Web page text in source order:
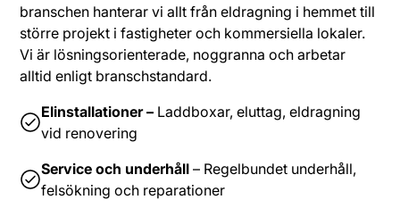
branschen hanterar vi allt från eldragning i hemmet till
större projekt i fastigheter och kommersiella lokaler.
Vi är lösningsorienterade, noggranna och arbetar
alltid enligt branschstandard.
Elinstallationer – Laddboxar, eluttag, eldragning
vid renovering
Service och underhåll– Regelbundet underhåll,
felsökning och reparationer